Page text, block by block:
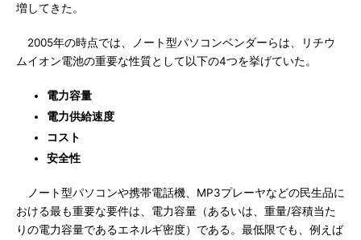
増してきた。
2005年の時点では、ノート型パソコンベンダーらは、リチウ
ムイオン電池の重要な性質として以下の4つを挙げていた。
電力容量
電力供給速度
コスト
安全性
ノート型パソコンや携帯電話機、MP3プレーヤなどの民生品に
おける最も重要な要件は、電力容量（あるいは、重量/容積当た
りの電力容量であるエネルギ密度）である。最低限でも、例えば